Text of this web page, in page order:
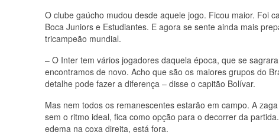
O clube gaúcho mudou desde aquele jogo. Ficou maior. Foi
Boca Juniors e Estudiantes. E agora se sente ainda mais
tricampeão mundial.
– O Inter tem vários jogadores daquela época, que se
encontramos de novo. Acho que são os maiores grupos do
detalhe pode fazer a diferença – disse o capitão Bolívar.
Mas nem todos os remanescentes estarão em campo. A
sem o ritmo ideal, fica como opção para o decorrer da
edema na coxa direita, está fora.